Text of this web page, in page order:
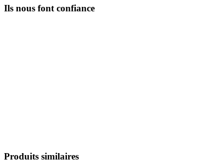
Ils nous font confiance
Produits similaires